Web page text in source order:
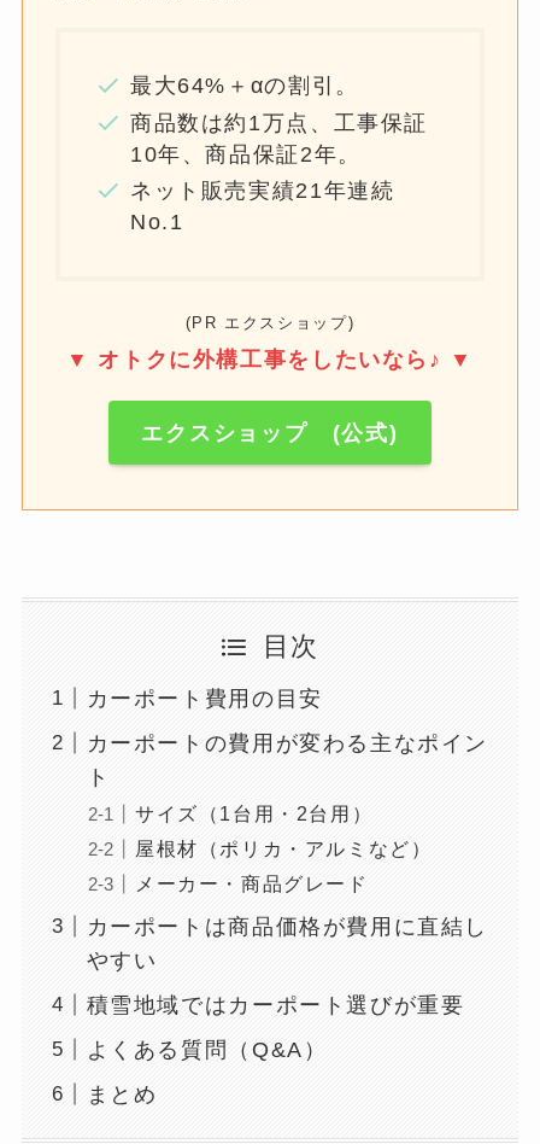
最大64%＋αの割引。
商品数は約1万点、工事保証
10年、商品保証2年。
ネット販売実績21年連続
No.1
(PR エクスショップ)
▼ オトクに外構工事をしたいなら♪ ▼
エクスショップ (公式)
目次
カーポート費用の目安
カーポートの費用が変わる主なポイン
ト
サイズ（1台用・2台用）
屋根材（ポリカ・アルミなど）
メーカー・商品グレード
カーポートは商品価格が費用に直結し
やすい
積雪地域ではカーポート選びが重要
よくある質問（Q&A）
まとめ